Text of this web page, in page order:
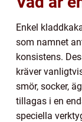
Enkel
som namnet
konsistens.
kräver
smör, socker,
tillagas i en
speciella